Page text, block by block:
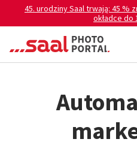
45. urodziny Saal trwają: 45 %
okładce do